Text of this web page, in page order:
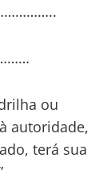
ou
autoridade,
terá sua